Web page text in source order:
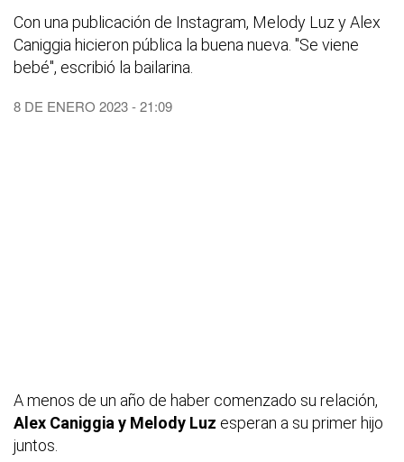
Con una publicación de Instagram, Melody Luz y Alex
Caniggia hicieron pública la buena nueva. "Se viene
bebé", escribió la bailarina.
8 DE ENERO 2023 - 21:09
A menos de un año de haber comenzado su relación,
Alex Caniggia y Melody Luz esperan a su primer hijo
juntos.